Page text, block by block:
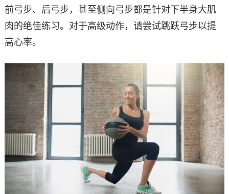
前弓步、后弓步，甚至侧向弓步都是针对下半身大肌
肉的绝佳练习。对于高级动作，请尝试跳跃弓步以提
高心率。